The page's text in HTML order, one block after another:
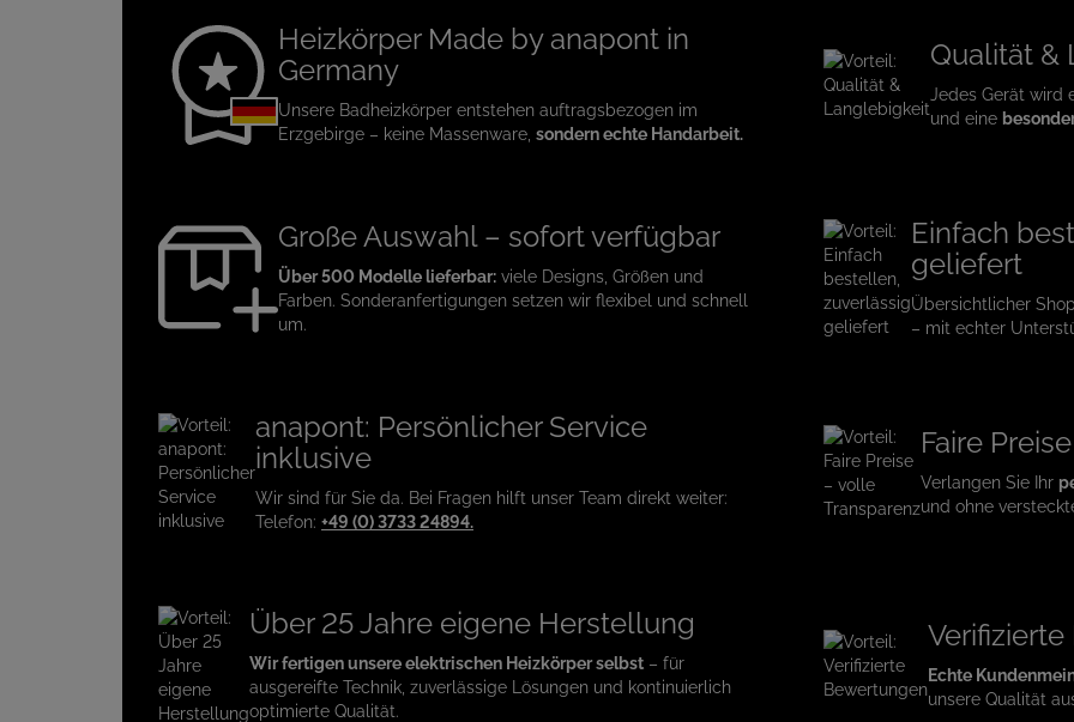
Heizkörper Made by anapont in
Germany
Unsere Badheizkörper entstehen auftragsbezogen im
Erzgebirge – keine Massenware, sondern echte Handarbeit.
Qualität &
Jedes Gerät wird
und eine
Große Auswahl – sofort verfügbar
Über 500 Modelle lieferbar: viele Designs, Größen und
Farben. Sonderanfertigungen setzen wir flexibel und schnell
um.
Einfach
geliefert
Übersichtlicher Shop,
– mit echter
anapont: Persönlicher Service
inklusive
Wir sind für Sie da. Bei Fragen hilft unser Team direkt weiter:
Telefon: +49 (0) 3733 24894.
Faire
Verlangen Sie Ihr
und ohne
Über 25 Jahre eigene Herstellung
Wir fertigen unsere elektrischen Heizkörper selbst – für
ausgereifte Technik, zuverlässige Lösungen und kontinuierlich
optimierte Qualität.
Echte
unsere Qualität